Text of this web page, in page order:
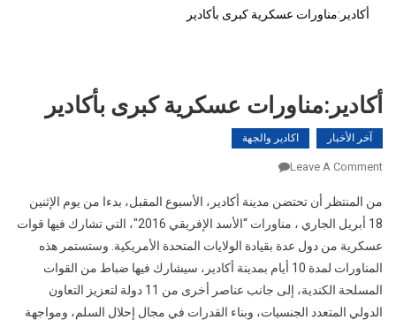
أكادير:مناورات عسكرية كبرى بأكادير
أكادير:مناورات عسكرية كبرى بأكادير
آخر الأخبار اكادير والجهة
Leave A Comment
عسكرية
كبرى
بأكادير
من المنتظر أن تحتضن مدينة أكادير، الأسبوع المقبل، بدءا من يوم الإثنين
18 أبريل الجاري ، مناورات “الأسد الإفريقي 2016″، التي تشارك فيها قوات
عسكرية من دول عدة بقيادة الولايات المتحدة الأمريكية. وستستمر هذه
المناورات لمدة 10 أيام بمدينة أكادير، سيشارك فيها ضباط من القوات
المسلحة الكندية، إلى جانب عناصر أخرى من 11 دولة لتعزيز التعاون
الدولي المتعدد الجنسيات، وبناء القدرات في مجال إحلال السلم، ومواجهة